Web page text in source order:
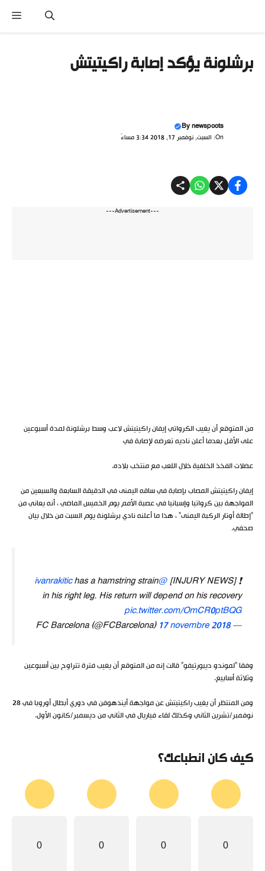
برشلونة يؤكد إصابة راكيتيتش
Bynewspoots
On: السبت, نوفمبر 17, 2018 3:34 مساءً
---Advertisement---
من المتوقع أن يغيب الكرواتي إيفان راكيتيتش لاعب وسط برشلونة لمدة أسبوعين
على الأقل بعدما أعلن ناديه تعرضه لإصابة في
عضلات الفخذ الخلفية خلال اللعب مع منتخب بلاده.
إيفان راكيتيتش المصاب بإصابة في ساقه اليمنى في الدقيقة السابعة والسبعين من
المواجهة بين كرواتيا وإسبانيا في عصبة الأمم يوم الخميس الماضي ، أنه يعاني من
“إطالة أوتار الركبة اليمنى” ، هذا ما أعلنه نادي برشلونة يوم السبت من خلال بيان
صحفي.
❗ [INJURY NEWS]
@ivanrakitic
has a hamstring strain
in his right leg. His return will depend on his recovery
pic.twitter.com/OmCR0ptBQG
— FC Barcelona (@FCBarcelona)
17 novembre 2018
وفقا “لموندو ديبورتيفو” قالت إنه من المتوقع أن يغيب فترة تتراوح بين أسبوعين
وثلاثة أسابيع.
ومن المنتظر أن يغيب راكيتيتش عن مواجهة أيندهوفن في دوري أبطال أوروبا في 28
نوفمبر/تشرين الثاني وكذلك لقاء فياريال في الثاني من ديسمبر/كانون الأول.
كيف كان انطباعك؟
0
0
0
0